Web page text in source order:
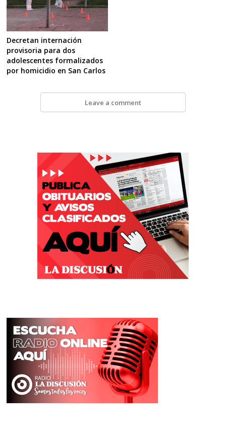
Decretan internación
provisoria para dos
adolescentes formalizados
por homicidio en San Carlos
Leave a comment